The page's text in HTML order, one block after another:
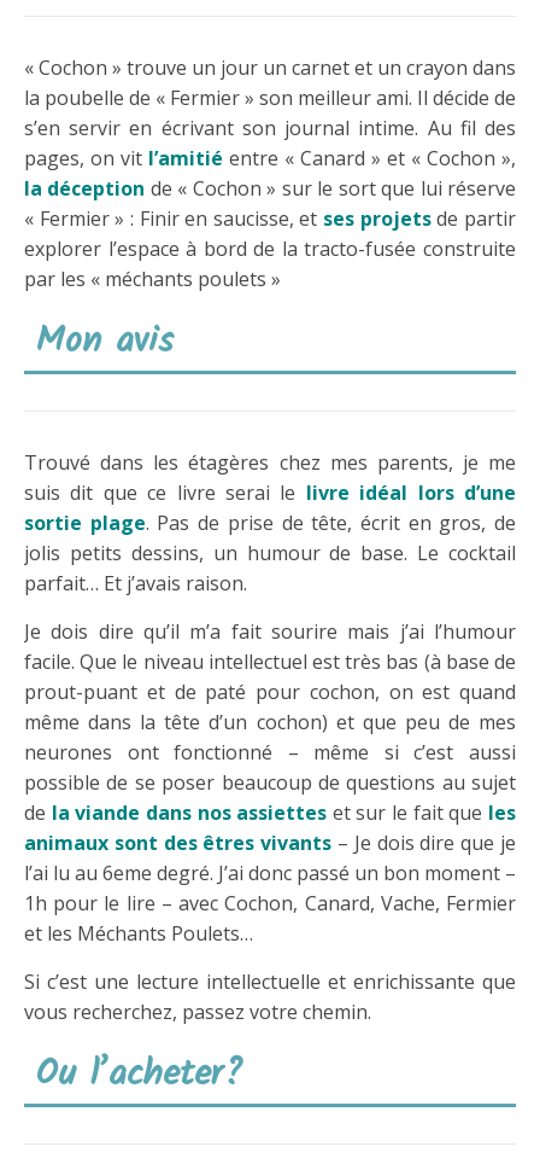
« Cochon » trouve un jour un carnet et un crayon dans
la poubelle de « Fermier » son meilleur ami. Il décide de
s’en servir en écrivant son journal intime. Au fil des
pages, on vit l’amitié entre « Canard » et « Cochon »,
la déception de « Cochon » sur le sort que lui réserve
« Fermier » : Finir en saucisse, et ses projetsde partir
explorer l’espace à bord de la tracto-fusée construite
par les « méchants poulets »
Mon avis
Trouvé dans les étagères chez mes parents, je me
suis dit que ce livre serai le livre idéal lors d’une
sortie plage. Pas de prise de tête, écrit en gros, de
jolis petits dessins, un humour de base. Le cocktail
parfait… Et j’avais raison.
Je dois dire qu’il m’a fait sourire mais j’ai l’humour
facile. Que le niveau intellectuel est très bas (à base de
prout-puant et de paté pour cochon, on est quand
même dans la tête d’un cochon) et que peu de mes
neurones ont fonctionné – même si c’est aussi
possible de se poser beaucoup de questions au sujet
de la viande dans nos assiettes et sur le fait que les
animaux sont des êtres vivants – Je dois dire que je
l’ai lu au 6eme degré. J’ai donc passé un bon moment –
1h pour le lire – avec Cochon, Canard, Vache, Fermier
et les Méchants Poulets…
Si c’est une lecture intellectuelle et enrichissante que
vous recherchez, passez votre chemin.
Ou l’acheter?